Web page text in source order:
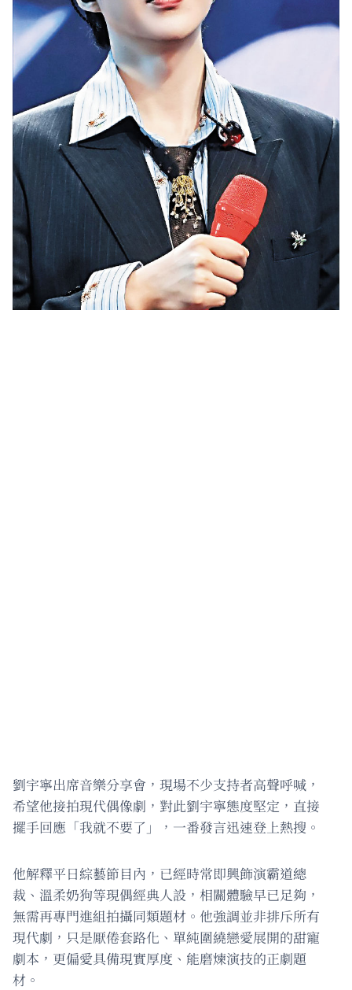
劉宇寧出席音樂分享會，現場不少支持者高聲呼喊，
希望他接拍現代偶像劇，對此劉宇寧態度堅定，直接
擺手回應「我就不要了」，一番發言迅速登上熱搜。
他解釋平日綜藝節目內，已經時常即興飾演霸道總
裁、溫柔奶狗等現偶經典人設，相關體驗早已足夠，
無需再專門進組拍攝同類題材。他強調並非排斥所有
現代劇，只是厭倦套路化、單純圍繞戀愛展開的甜寵
劇本，更偏愛具備現實厚度、能磨煉演技的正劇題
材。